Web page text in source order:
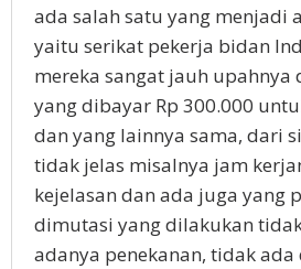
ada salah satu yang menjadi
yaitu serikat pekerja bidan
mereka sangat jauh upahnya
yang dibayar Rp 300.000
dan yang lainnya sama, dari
tidak jelas misalnya jam
kejelasan dan ada juga yang
dimutasi yang dilakukan
adanya penekanan, tidak